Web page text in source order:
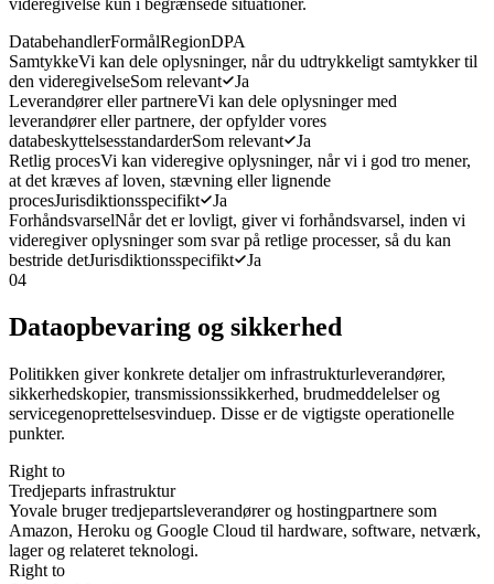
DatabehandlerFormålRegionDPA
SamtykkeVi kan dele oplysninger, når du udtrykkeligt samtykker til
den videregivelseSom relevant
Ja
Leverandører eller partnereVi kan dele oplysninger med
leverandører eller partnere, der opfylder vores
databeskyttelsesstandarderSom relevant
Ja
Retlig procesVi kan videregive oplysninger, når vi i god tro mener,
at det kræves af loven, stævning eller lignende
procesJurisdiktionsspecifikt
Ja
ForhåndsvarselNår det er lovligt, giver vi forhåndsvarsel, inden vi
videregiver oplysninger som svar på retlige processer, så du kan
bestride detJurisdiktionsspecifikt
Ja
04
Dataopbevaring og sikkerhed
Politikken giver konkrete detaljer om infrastrukturleverandører,
sikkerhedskopier, transmissionssikkerhed, brudmeddelelser og
servicegenoprettelsesvinduер. Disse er de vigtigste operationelle
punkter.
Right to
Tredjeparts infrastruktur
Yovale bruger tredjepartsleverandører og hostingpartnere som
Amazon, Heroku og Google Cloud til hardware, software, netværk,
lager og relateret teknologi.
Right to